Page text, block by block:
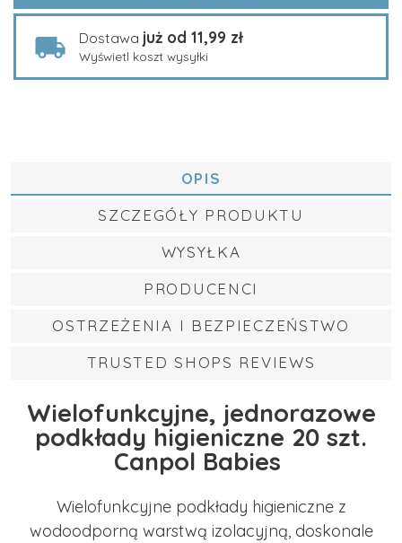
Dostawa już od 11,99 zł
Wyświetl koszt wysyłki
OPIS
SZCZEGÓŁY PRODUKTU
WYSYŁKA
PRODUCENCI
OSTRZEŻENIA I BEZPIECZEŃSTWO
TRUSTED SHOPS REVIEWS
Wielofunkcyjne, jednorazowe
podkłady higieniczne 20 szt.
Canpol Babies
Wielofunkcyjne podkłady higieniczne z
wodoodporną warstwą izolacyjną, doskonale